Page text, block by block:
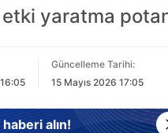
yaratma
Güncelleme Tarihi:
15 Mayıs 2026 17:05
alın!